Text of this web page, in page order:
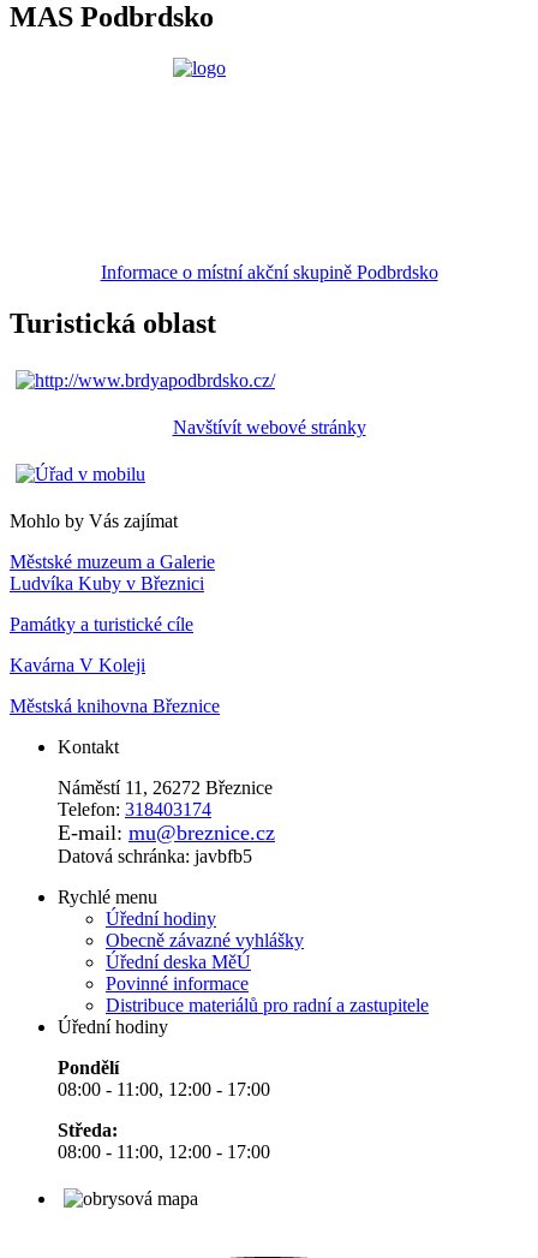
MAS Podbrdsko
Informace o místní akční skupině Podbrdsko
Turistická oblast
Navštívít webové stránky
Mohlo by Vás zajímat
Městské muzeum a Galerie
Ludvíka Kuby v Březnici
Památky a turistické cíle
Kavárna V Koleji
Městská knihovna Březnice
Kontakt
Náměstí 11, 26272 Březnice
Telefon: 318403174
E-mail: mu@breznice.cz
Datová schránka: javbfb5
Rychlé menu
Úřední hodiny
Obecně závazné vyhlášky
Úřední deska MěÚ
Povinné informace
Distribuce materiálů pro radní a zastupitele
Úřední hodiny
Pondělí
08:00 - 11:00, 12:00 - 17:00
Středa:
08:00 - 11:00, 12:00 - 17:00